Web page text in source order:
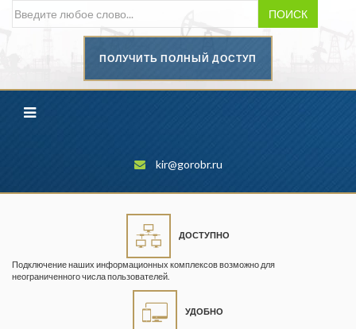
ПОИСК
ПОЛУЧИТЬ ПОЛНЫЙ ДОСТУП
kir@gorobr.ru
ДОСТУПНО
Подключение наших информационных комплексов возможно для
неограниченного числа пользователей.
УДОБНО
промышленности
Геопрофи